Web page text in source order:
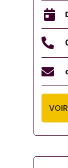


